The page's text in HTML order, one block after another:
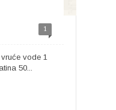
1
vode 1
50...